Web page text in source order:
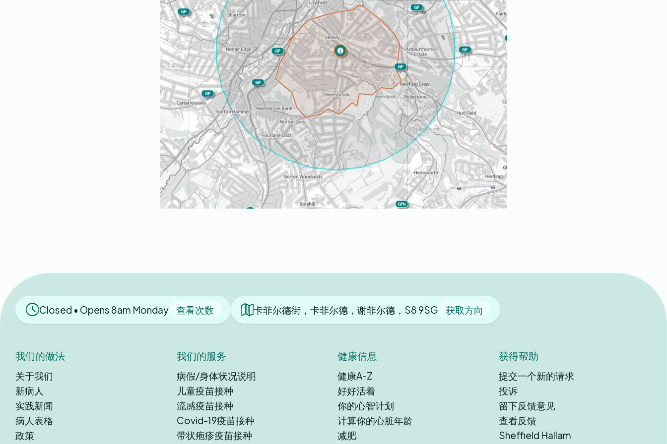
Closed • Opens 8am Monday 查看次数 卡菲尔德街，卡菲尔德，谢菲尔德，S8 9SG 获取方向
我们的做法
关于我们
新病人
实践新闻
病人表格
政策
我们的服务
病假/身体状况说明
儿童疫苗接种
流感疫苗接种
Covid-19疫苗接种
带状疱疹疫苗接种
健康信息
健康A-Z
好好活着
你的心智计划
计算你的心脏年龄
减肥
获得帮助
提交一个新的请求
投诉
留下反馈意见
查看反馈
Sheffield Hallam